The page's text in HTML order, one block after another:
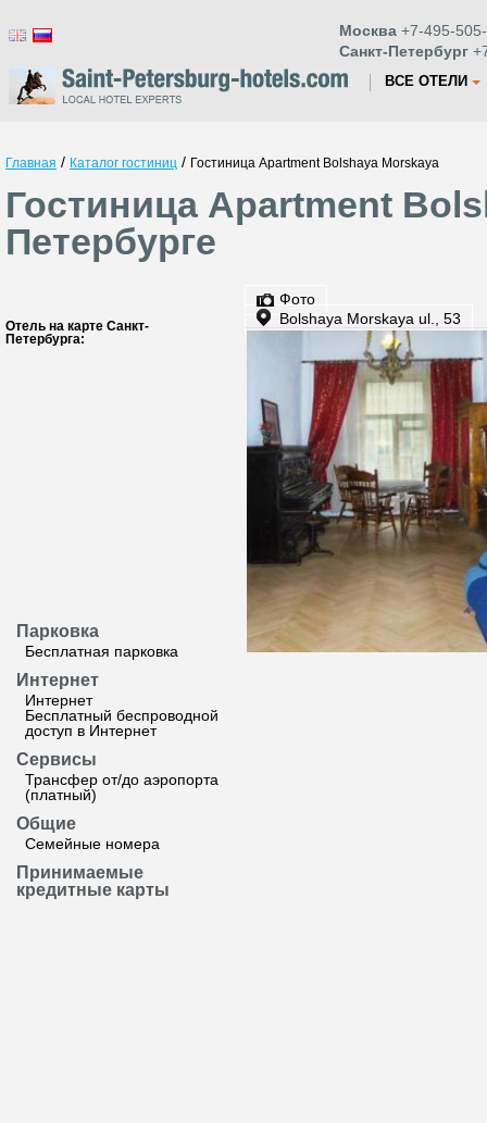
Москва +7-495-
Санкт-Петербург
ВСЕ ОТЕЛИ
Главная / Каталог гостиниц / Гостиница Apartment Bolshaya Morskaya
Гостиница Apartment
Петербурге
Отель на карте Санкт-
Петербурга:
Парковка
Бесплатная парковка
Интернет
Интернет
Бесплатный беспроводной
доступ в Интернет
Сервисы
Трансфер от/до аэропорта
(платный)
Общие
Семейные номера
Принимаемые
кредитные карты
Фото
Bolshaya Morskaya ul., 53